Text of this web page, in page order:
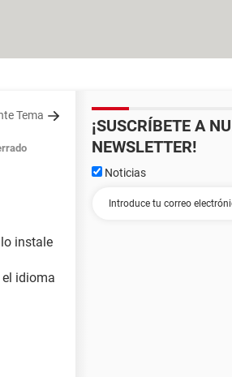
Tema
instale
idioma
¡SUSCRÍBETE A
NEWSLETTER!
Noticias